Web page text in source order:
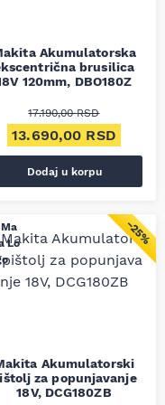
RSD.
je: 15.990,00 RSD.
Akumulatorska
brusilica
120mm, DBO180Z
17.190,00RSD
Originalna cena je bila:
13.690,00 RSD
Dodaj u korpu
−25%
Akumulatorski
za popunjavanje
18V, DCG180ZB